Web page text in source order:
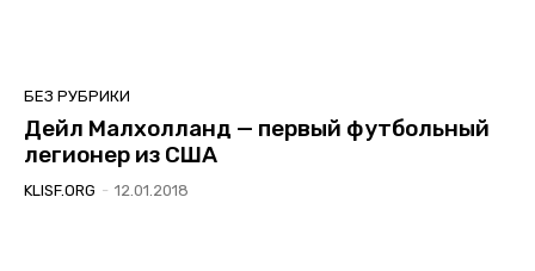
БЕЗ РУБРИКИ
Дейл Малхолланд — первый футбольный
легионер из США
KLISF.ORG - 12.01.2018